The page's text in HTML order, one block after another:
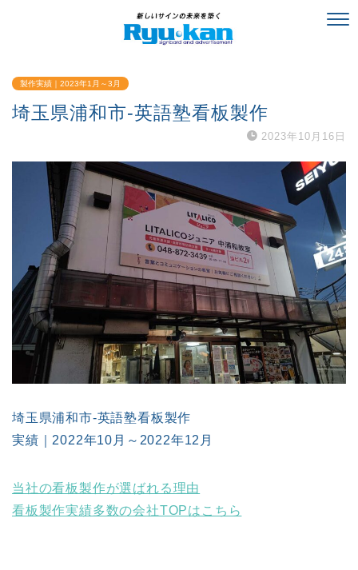
製作実績｜2023年1月～3月
埼玉県浦和市-英語塾看板製作
2023年10月16日
埼玉県浦和市-英語塾看板製作
実績｜2022年10月～2022年12月
当社の看板製作が選ばれる理由
看板製作実績多数の会社TOPはこちら